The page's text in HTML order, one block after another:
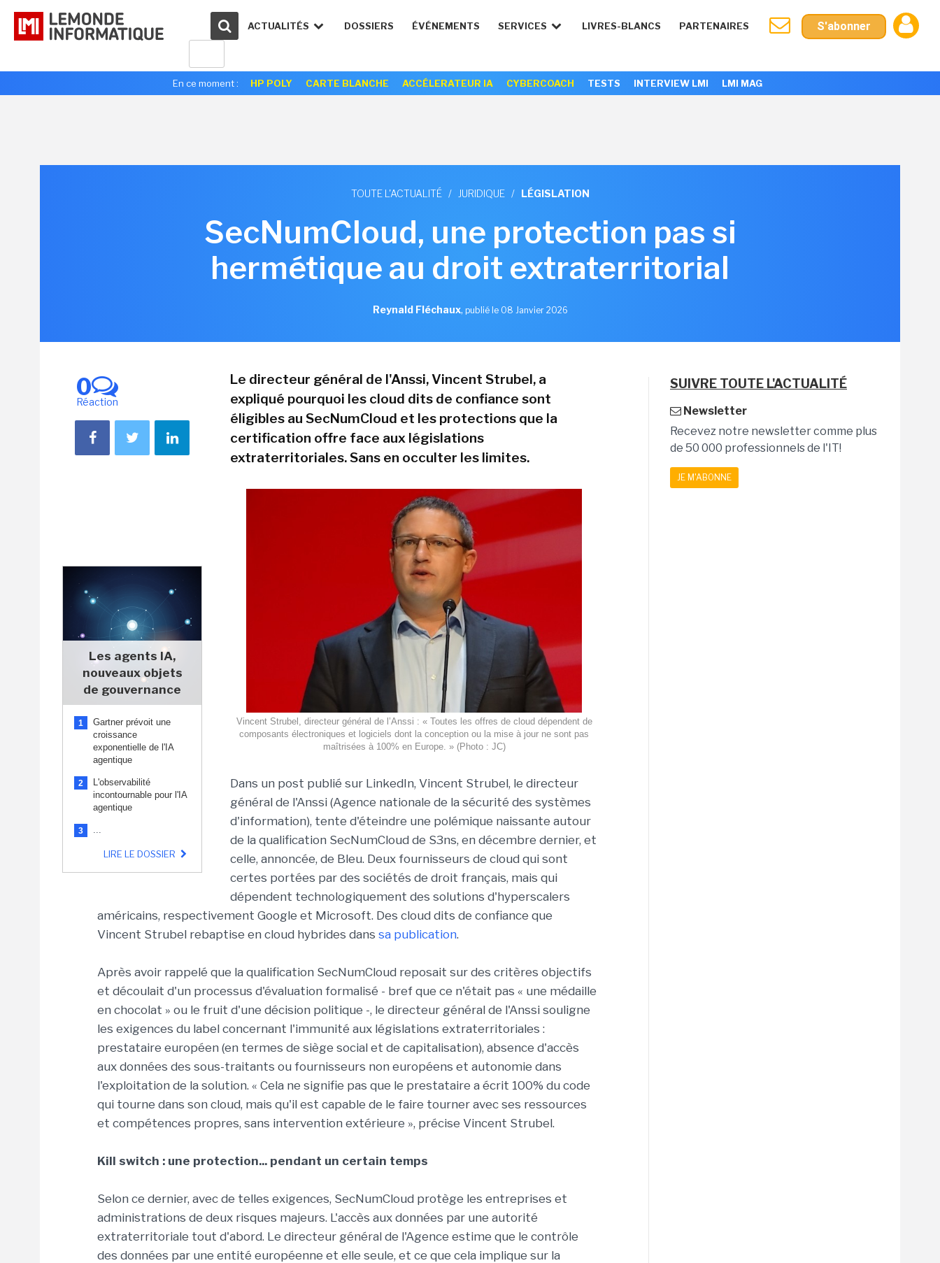
ACTUALITÉS DOSSIERS ÉVÉNEMENTS SERVICES LIVRES-BLANCS PARTENAIRES S'abonner
En ce moment : HP POLY CARTE BLANCHE ACCÉLERATEUR IA CYBERCOACH TESTS INTERVIEW LMI LMI MAG
TOUTE L'ACTUALITÉ / JURIDIQUE / LÉGISLATION
SecNumCloud, une protection pas si
hermétique au droit extraterritorial
Reynald Fléchaux, publié le 08 Janvier 2026
0
Réaction
Les agents IA,
nouveaux objets
de gouvernance
1
Gartner prévoit une
croissance
exponentielle de l'IA
agentique
2
L'observabilité
incontournable pour l'IA
agentique
3 ...
LIRE LE DOSSIER
Le directeur général de l'Anssi, Vincent Strubel, a
expliqué pourquoi les cloud dits de confiance sont
éligibles au SecNumCloud et les protections que la
certification offre face aux législations
extraterritoriales. Sans en occulter les limites.
Vincent Strubel, directeur général de l’Anssi : « Toutes les offres de cloud dépendent de
composants électroniques et logiciels dont la conception ou la mise à jour ne sont pas
maîtrisées à 100% en Europe. » (Photo : JC)
Dans un post publié sur LinkedIn, Vincent Strubel, le directeur
général de l'Anssi (Agence nationale de la sécurité des systèmes
d'information), tente d'éteindre une polémique naissante autour
de la qualification SecNumCloud de S3ns, en décembre dernier, et
celle, annoncée, de Bleu. Deux fournisseurs de cloud qui sont
certes portées par des sociétés de droit français, mais qui
dépendent technologiquement des solutions d'hyperscalers
américains, respectivement Google et Microsoft. Des cloud dits de confiance que
Vincent Strubel rebaptise en cloud hybrides dans sa publication.
Après avoir rappelé que la qualification SecNumCloud reposait sur des critères objectifs
et découlait d'un processus d'évaluation formalisé - bref que ce n'était pas « une médaille
en chocolat » ou le fruit d'une décision politique -, le directeur général de l'Anssi souligne
les exigences du label concernant l'immunité aux législations extraterritoriales :
prestataire européen (en termes de siège social et de capitalisation), absence d'accès
aux données des sous-traitants ou fournisseurs non européens et autonomie dans
l'exploitation de la solution. « Cela ne signifie pas que le prestataire a écrit 100% du code
qui tourne dans son cloud, mais qu'il est capable de le faire tourner avec ses ressources
et compétences propres, sans intervention extérieure », précise Vincent Strubel.
Kill switch : une protection... pendant un certain temps
Selon ce dernier, avec de telles exigences, SecNumCloud protège les entreprises et
administrations de deux risques majeurs. L'accès aux données par une autorité
extraterritoriale tout d'abord. Le directeur général de l'Agence estime que le contrôle
des données par une entité européenne et elle seule, et ce que cela implique sur la
SUIVRE TOUTE L'ACTUALITÉ
Newsletter
Recevez notre newsletter comme plus
de 50 000 professionnels de l'IT!
JE M'ABONNE